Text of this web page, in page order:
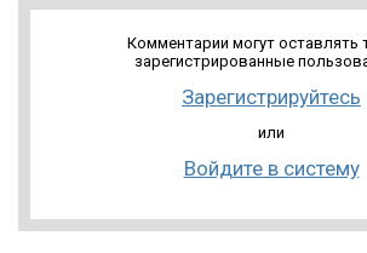
Комментарии могут оставлять
зарегистрированные
Зарегистрируйтесь
или
Войдите в систему